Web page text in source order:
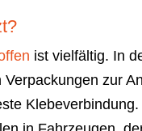
ist vielfältig. In
zur